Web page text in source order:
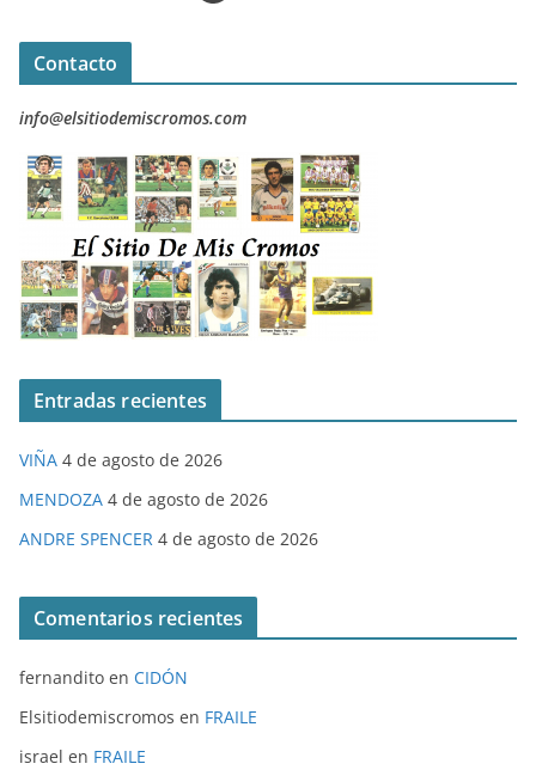
Contacto
info@elsitiodemiscromos.com
Entradas recientes
VIÑA 4 de agosto de 2026
MENDOZA 4 de agosto de 2026
ANDRE SPENCER 4 de agosto de 2026
Comentarios recientes
fernandito en CIDÓN
Elsitiodemiscromos en FRAILE
israel en FRAILE